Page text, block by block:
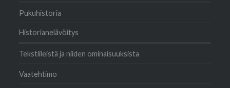
Pukuhistoria
Historianelävöitys
Tekstiileistä ja niiden ominaisuuksista
Vaatehtimo